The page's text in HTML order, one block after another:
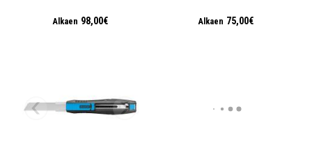
Alkaen 98,00€ Alkaen 75,00€